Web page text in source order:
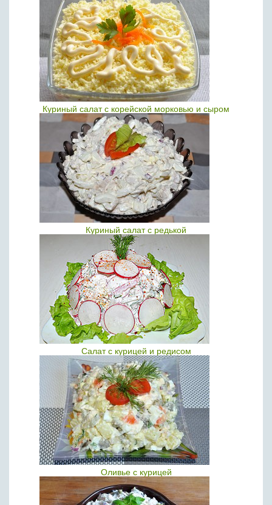
Куриный салат с корейской морковью и сыром
Куриный салат с редькой
Салат с курицей и редисом
Оливье с курицей